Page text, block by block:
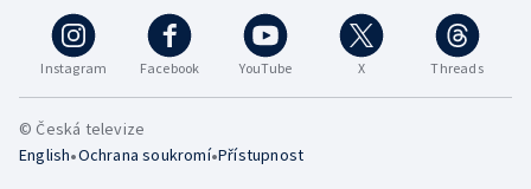
Instagram Facebook YouTube X Threads
© Česká televize
English•Ochrana soukromí•Přístupnost